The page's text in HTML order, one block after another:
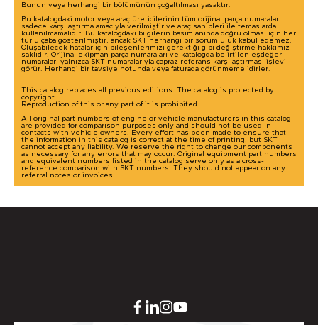
Bunun veya herhangi bir bölümünün çoğaltılması yasaktır.
Bu katalogdaki motor veya araç üreticilerinin tüm orijinal parça numaraları
sadece karşılaştırma amacıyla verilmiştir ve araç sahipleri ile temaslarda
kullanılmamalıdır. Bu katalogdaki bilgilerin basım anında doğru olması için her
türlü çaba gösterilmiştir, ancak SKT herhangi bir sorumluluk kabul edemez.
Oluşabilecek hatalar için bileşenlerimizi gerektiği gibi değiştirme hakkımız
saklıdır. Orijinal ekipman parça numaraları ve katalogda belirtilen eşdeğer
numaralar, yalnızca SKT numaralarıyla çapraz referans karşılaştırması işlevi
görür. Herhangi bir tavsiye notunda veya faturada görünmemelidirler.
This catalog replaces all previous editions. The catalog is protected by
copyright.
Reproduction of this or any part of it is prohibited.
All original part numbers of engine or vehicle manufacturers in this catalog
are provided for comparison purposes only and should not be used in
contacts with vehicle owners. Every effort has been made to ensure that
the information in this catalog is correct at the time of printing, but SKT
cannot accept any liability. We reserve the right to change our components
as necessary for any errors that may occur. Original equipment part numbers
and equivalent numbers listed in the catalog serve only as a cross-
reference comparison with SKT numbers. They should not appear on any
referral notes or invoices.